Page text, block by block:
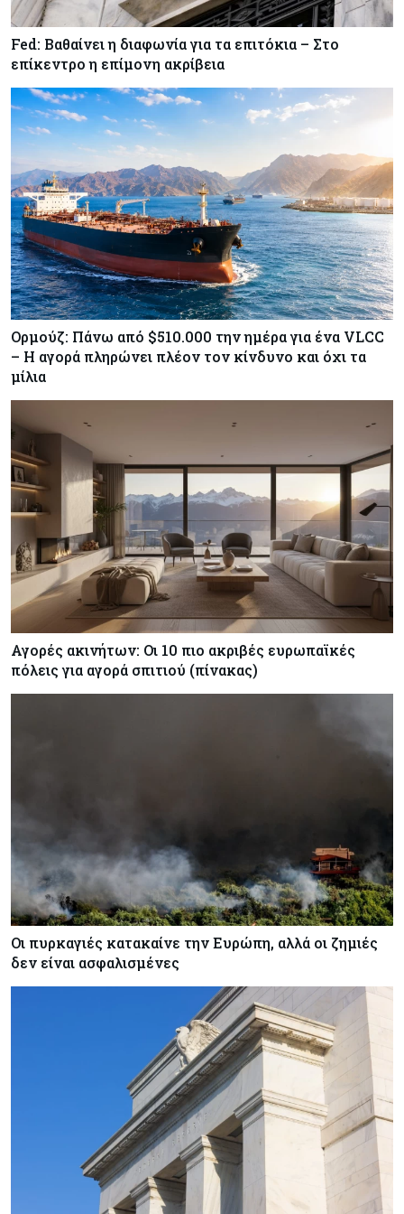
Κόσμος 07-08-2026
ΕΚΤ: Αιφνιδιάστηκε από την πώληση ευρώ από
τις ΗΠΑ
Κύπρος
Χορηγία €10.000 για υποτροφίες σε φοιτητές του
ΤΕΠΑΚ
Fed: Βαθαίνει η διαφωνία για τα επιτόκια – Στο
επίκεντρο η επίμονη ακρίβεια
Ορμούζ: Πάνω από $510.000 την ημέρα για ένα VLCC
– Η αγορά πληρώνει πλέον τον κίνδυνο και όχι τα
μίλια
Αγορές ακινήτων: Οι 10 πιο ακριβές ευρωπαϊκές
πόλεις για αγορά σπιτιού (πίνακας)
Οι πυρκαγιές κατακαίνε την Ευρώπη, αλλά οι ζημιές
δεν είναι ασφαλισμένες